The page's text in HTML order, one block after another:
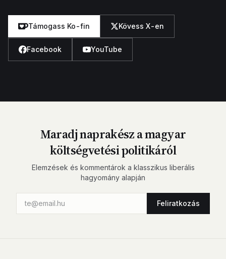
Támogass Ko-fin Kövess X-en
Facebook YouTube
Maradj naprakész a magyar
költségvetési politikáról
Elemzések és kommentárok a klasszikus liberális
hagyomány alapján
Feliratkozás